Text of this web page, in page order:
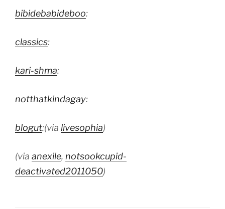
bibidebabideboo:
classics:
kari-shma:
notthatkindagay:
blogut:(via livesophia)
(via anexile, notsookcupid-
deactivated2011050)